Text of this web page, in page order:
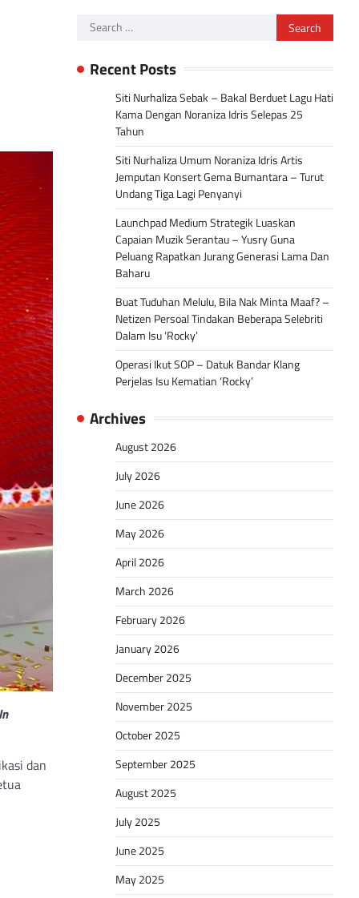
dan
Search
Recent Posts
Siti Nurhaliza Sebak – Bakal Berduet Lagu Hati
Kama Dengan Noraniza Idris Selepas 25
Tahun
Siti Nurhaliza Umum Noraniza Idris Artis
Jemputan Konsert Gema Bumantara – Turut
Undang Tiga Lagi Penyanyi
Launchpad Medium Strategik Luaskan
Capaian Muzik Serantau – Yusry Guna
Peluang Rapatkan Jurang Generasi Lama Dan
Baharu
Buat Tuduhan Melulu, Bila Nak Minta Maaf? –
Netizen Persoal Tindakan Beberapa Selebriti
Dalam Isu ‘Rocky’
Operasi Ikut SOP – Datuk Bandar Klang
Perjelas Isu Kematian ‘Rocky’
Archives
August 2026
July 2026
June 2026
May 2026
April 2026
March 2026
February 2026
January 2026
December 2025
November 2025
October 2025
September 2025
August 2025
July 2025
June 2025
May 2025